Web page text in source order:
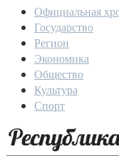
Официальная
Государство
Регион
Экономика
Общество
Культура
Спорт